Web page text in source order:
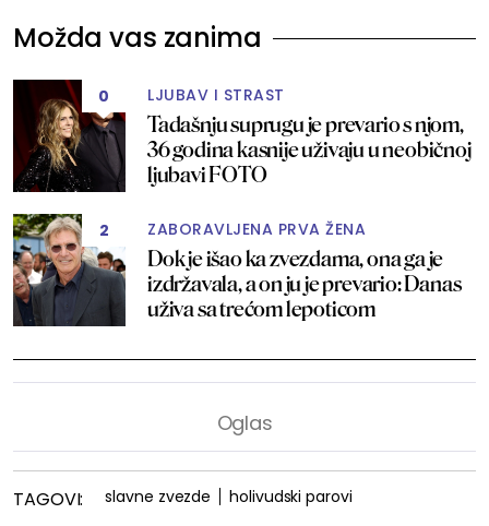
Možda vas zanima
0 LJUBAV I STRAST
Tadašnju suprugu je prevario s njom,
36 godina kasnije uživaju u neobičnoj
ljubavi FOTO
2 ZABORAVLJENA PRVA ŽENA
Dok je išao ka zvezdama, ona ga je
izdržavala, a on ju je prevario: Danas
uživa sa trećom lepoticom
TAGOVI: slavne zvezde holivudski parovi